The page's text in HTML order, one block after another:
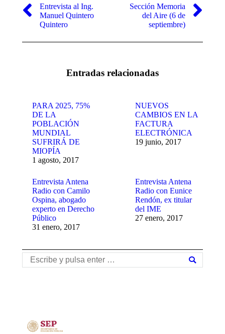
publicaciones
Publicación
anterior:
Entrevista al Ing.
Manuel Quintero
Quintero
Publicación
siguiente:
Sección Memoria
del Aire (6 de
septiembre)
Entradas relacionadas
PARA 2025, 75%
DE LA
POBLACIÓN
MUNDIAL
SUFRIRÁ DE
MIOPÍA
1 agosto, 2017
NUEVOS
CAMBIOS EN LA
FACTURA
ELECTRÓNICA
19 junio, 2017
Entrevista Antena
Radio con Camilo
Ospina, abogado
experto en Derecho
Público
31 enero, 2017
Entrevista Antena
Radio con Eunice
Rendón, ex titular
del IME
27 enero, 2017
Buscar: